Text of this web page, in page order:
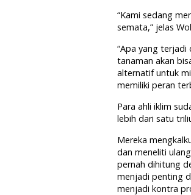
“Kami sedang
semata,” jelas
“Apa yang terjadi
tanaman akan
alternatif untuk
memiliki peran
Para ahli iklim
lebih dari satu
Mereka
dan meneliti
pernah dihitung
menjadi penting
menjadi kontra